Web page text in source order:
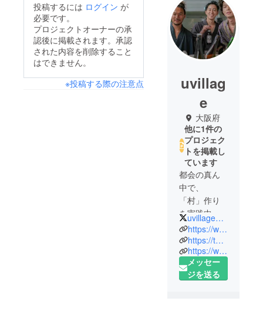
投稿するには ログイン が
必要です。
プロジェクトオーナーの承
認後に掲載されます。承認
された内容を削除すること
はできません。
※投稿する際の注意点
uvillag
e
大阪府
他に1件の
プロジェク
トを掲載し
ています
都会の真ん
中で、
「村」作り
を実践中
BAR&GUES
THOUSE『
都会村』を
コンセプト
に、歳、職
uvillage415
https://www.facebook.com/Uvillage415/?ref=bookmarks
https://twitter.com/uvillage415
https://www.instagram.com/uvillage415/?hl=ja
メッセー
ジを送る